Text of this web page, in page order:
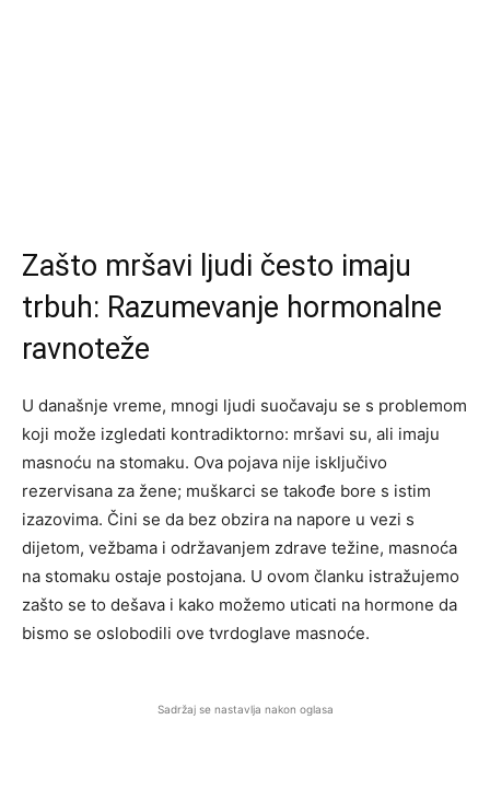
Zašto mršavi ljudi često imaju
trbuh: Razumevanje hormonalne
ravnoteže
U današnje vreme, mnogi ljudi suočavaju se s problemom
koji može izgledati kontradiktorno: mršavi su, ali imaju
masnoću na stomaku. Ova pojava nije isključivo
rezervisana za žene; muškarci se takođe bore s istim
izazovima. Čini se da bez obzira na napore u vezi s
dijetom, vežbama i održavanjem zdrave težine, masnoća
na stomaku ostaje postojana. U ovom članku istražujemo
zašto se to dešava i kako možemo uticati na hormone da
bismo se oslobodili ove tvrdoglave masnoće.
Sadržaj se nastavlja nakon oglasa